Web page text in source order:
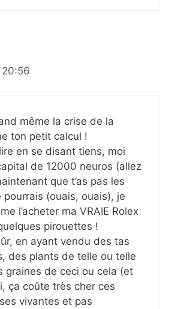
même la crise de la
ton petit calcul !
en se disant tiens, moi
de 12000 neuros (allez
que t’as pas les
pourrais (ouais, ouais), je
l’acheter ma VRAIE Rolex
pirouettes !
en ayant vendu des tas
des plants de telle ou telle
graines de ceci ou cela (et
ça coûte très cher ces
vivantes et pas